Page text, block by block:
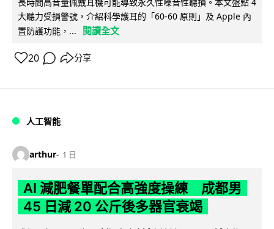
大聽力受損警號，介紹科學護耳的「60-60 原則」及 Apple 內
置防護功能，...
閱讀全文
20 分享
人工智能
arthur 1 日
AI 減肥餐單配合高強度操練 成都男
45 日減 20 公斤後多器官衰竭